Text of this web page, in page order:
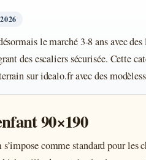
le marché 3-8 ans avec
des escaliers sécurisée. Cette
sur idealo.fr avec des
90×190
comme standard pour les